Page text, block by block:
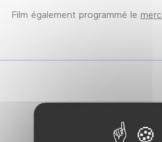
Film également programmé le